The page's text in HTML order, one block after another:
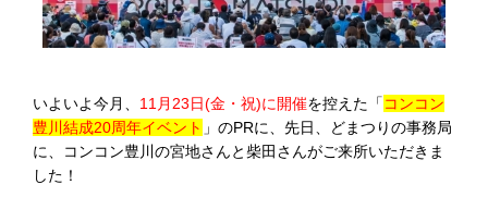
いよいよ今月、 11月23日(金・祝)に開催を控えた「 コンコン
豊川結成20周年イベント 」のPRに、先日、どまつりの事務局
に、コンコン豊川の宮地さんと柴田さんがご来所いただきま
した！